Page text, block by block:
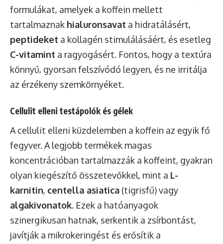
formulákat, amelyek a koffein mellett
tartalmaznak hialuronsavat a hidratálásért,
peptideket a kollagén stimulálásáért, és esetleg
C-vitamint a ragyogásért. Fontos, hogy a textúra
könnyű, gyorsan felszívódó legyen, és ne irritálja
az érzékeny szemkörnyéket.
Cellulit elleni testápolók és gélek
A cellulit elleni küzdelemben a koffein az egyik fő
fegyver. A legjobb termékek magas
koncentrációban tartalmazzák a koffeint, gyakran
olyan kiegészítő összetevőkkel, mint a L-
karnitin, centella asiatica (tigrisfű) vagy
algakivonatok. Ezek a hatóanyagok
szinergikusan hatnak, serkentik a zsírbontást,
javítják a mikrokeringést és erősítik a